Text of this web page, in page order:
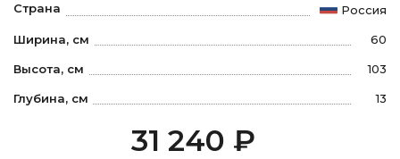
Страна Россия
Ширина, см 60
Высота, см 103
Глубина, см 13
31 240 ₽